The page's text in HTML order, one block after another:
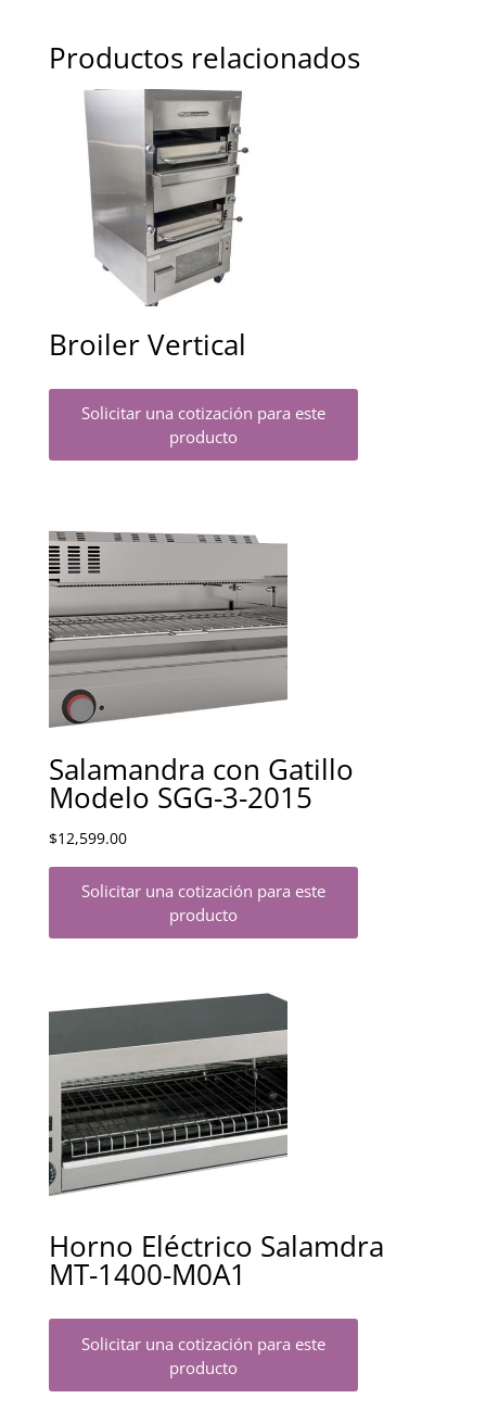
Productos relacionados
Broiler Vertical
Solicitar una cotización para este
producto
Salamandra con Gatillo
Modelo SGG-3-2015
$12,599.00
Solicitar una cotización para este
producto
Horno Eléctrico Salamdra
MT-1400-M0A1
Solicitar una cotización para este
producto